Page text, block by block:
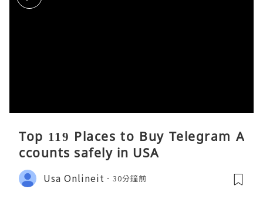
Top 119 Places to Buy Telegram A
ccounts safely in USA
Usa Onlineit 30分鐘前